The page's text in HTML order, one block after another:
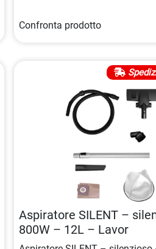
Confronta prodotto
Aspiratore SILENT –
800W – 12L – Lavor